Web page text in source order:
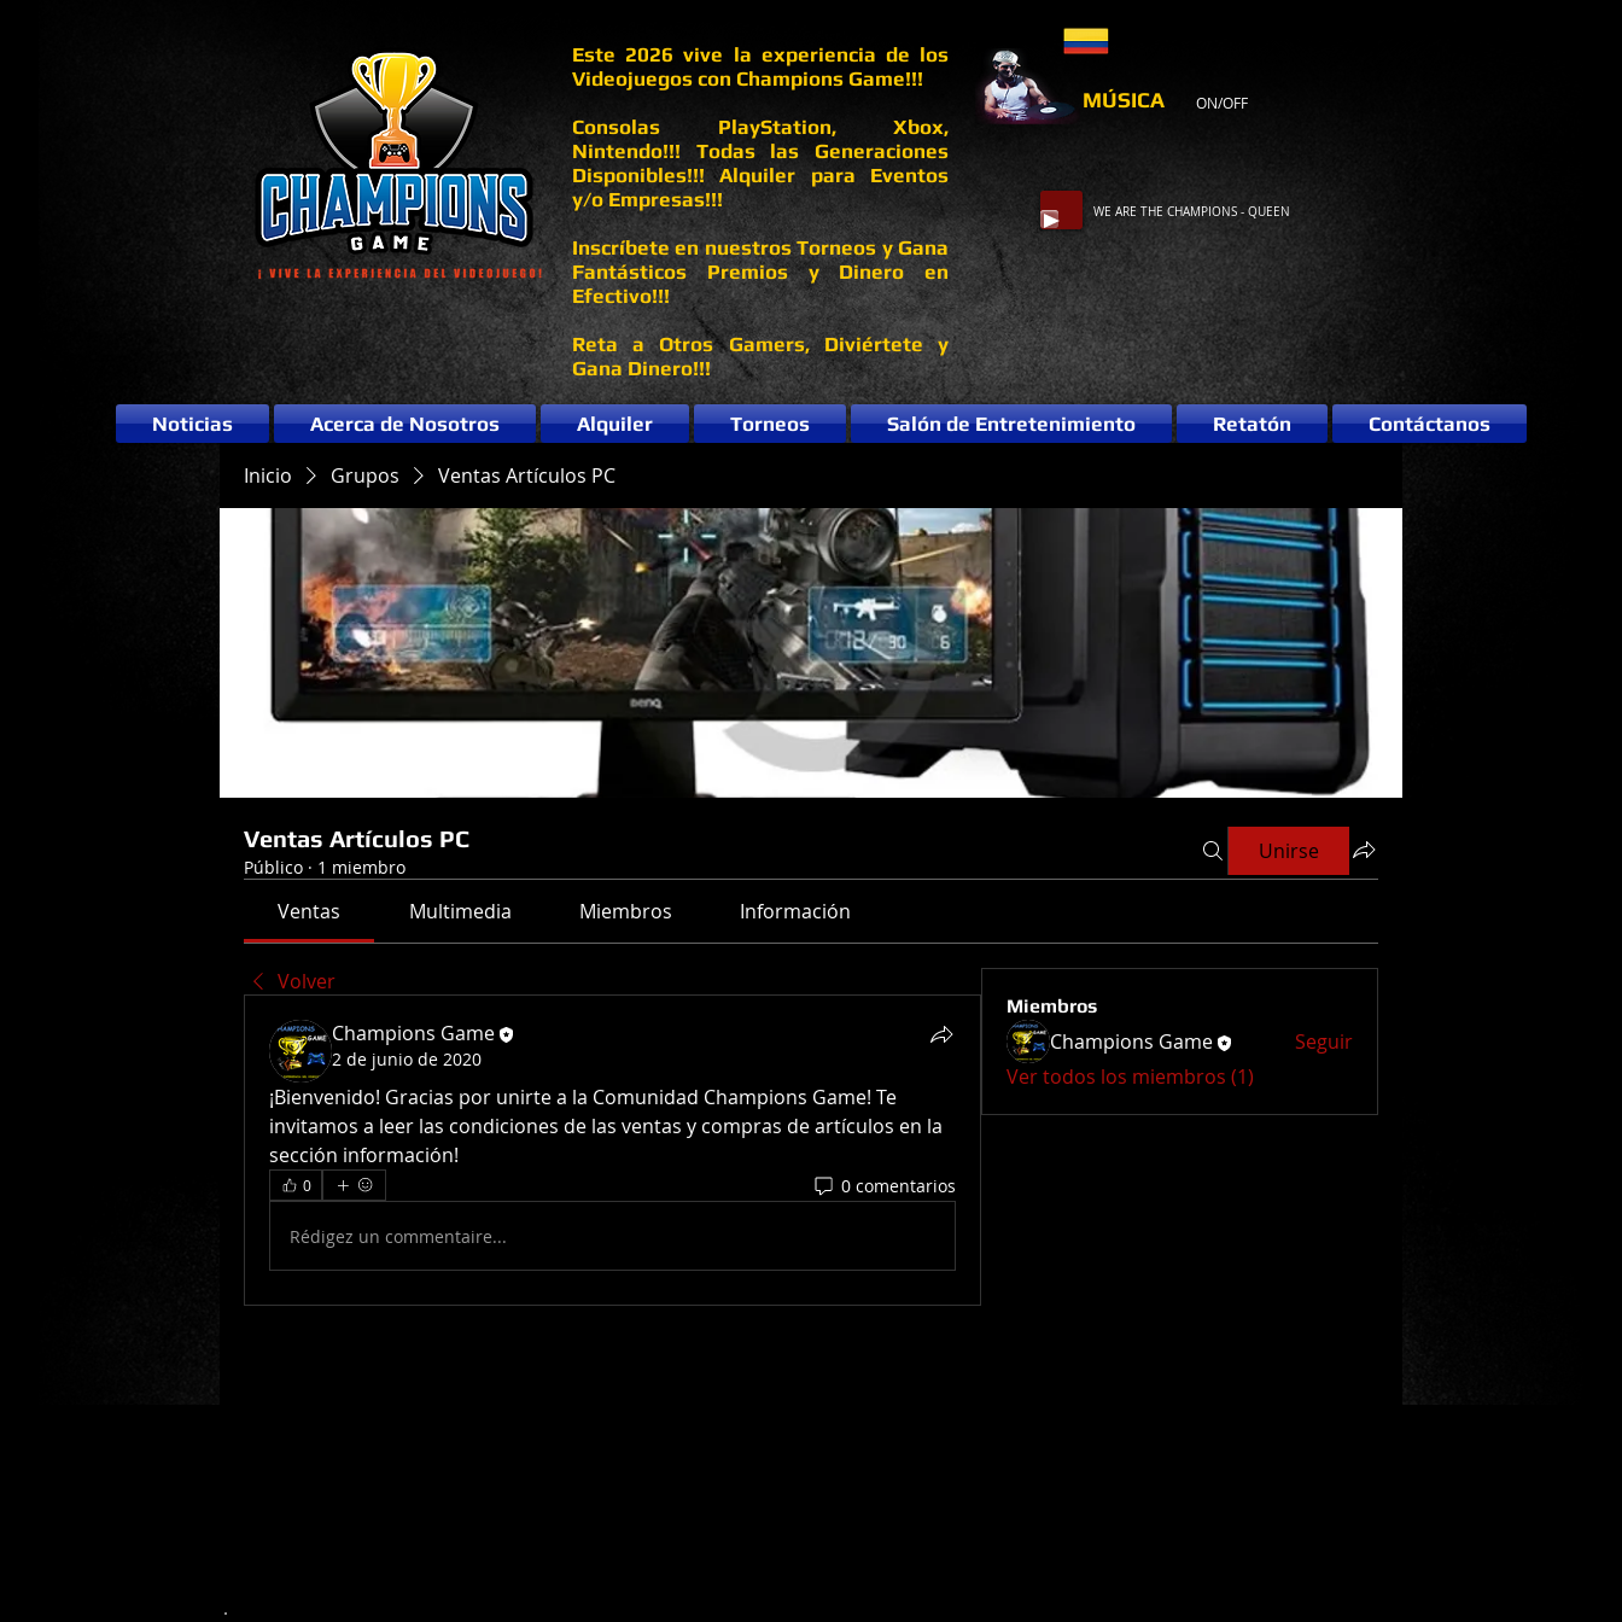
Este 2026 vive la experiencia de los
Videojuegos con Champions Game!!!
Consolas PlayStation, Xbox,
Nintendo!!! Todas las Generaciones
Disponibles!!! Alquiler para Eventos
y/o Empresas!!!
Inscríbete en nuestros Torneos y Gana
Fantásticos Premios y Dinero en
Efectivo!!!
Reta a Otros Gamers, Diviértete y
Gana Dinero!!!
MÚSICA ON/OFF
WE ARE THE CHAMPIONS - QUEEN
Noticias Acerca de Nosotros Alquiler Torneos Salón de Entretenimiento Retatón Contáctanos
Inicio Grupos Ventas Artículos PC
Ventas Artículos PC
Público · 1 miembro
Unirse
Ventas Multimedia Miembros Información
Volver
Champions Game
2 de junio de 2020
¡Bienvenido! Gracias por unirte a la Comunidad Champions Game! Te
invitamos a leer las condiciones de las ventas y compras de artículos en la
sección información!
0 0 comentarios
Rédigez un commentaire...
Miembros
Champions Game
Seguir
Ver todos los miembros (1)